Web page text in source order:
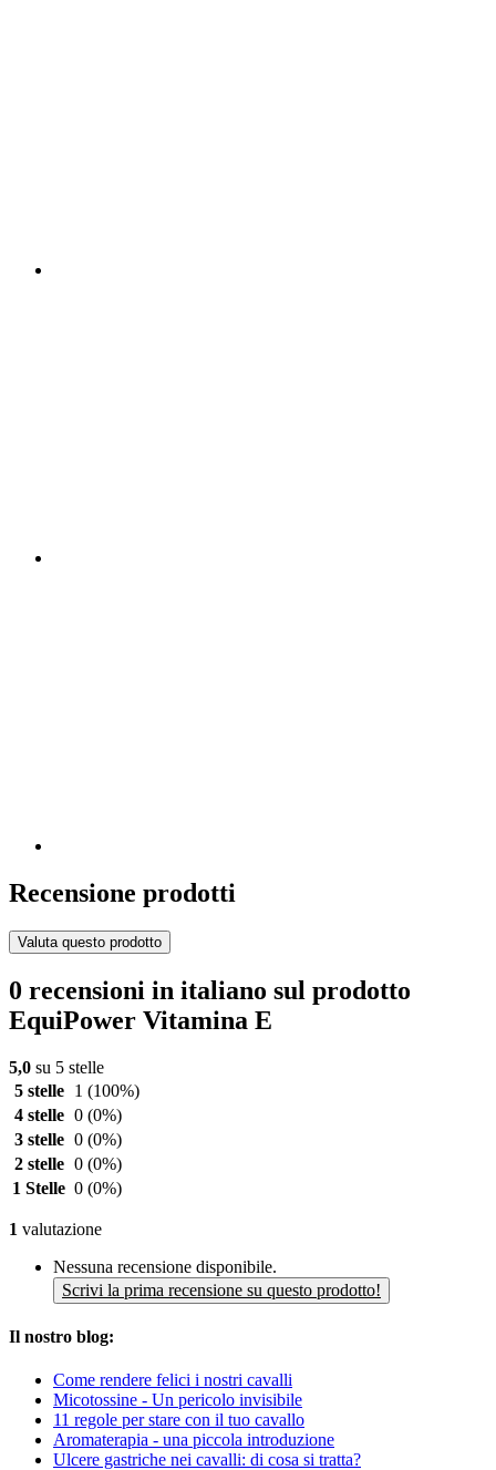
Recensione prodotti
Valuta questo prodotto
0 recensioni in italiano sul prodotto
EquiPower Vitamina E
5,0 su 5 stelle
5 stelle
1 (100%)
4 stelle 0 (0%)
3 stelle 0 (0%)
2 stelle 0 (0%)
1 Stelle 0 (0%)
1 valutazione
Nessuna recensione disponibile.
Scrivi la prima recensione su questo prodotto!
Il nostro blog:
Come rendere felici i nostri cavalli
Micotossine - Un pericolo invisibile
11 regole per stare con il tuo cavallo
Aromaterapia - una piccola introduzione
Ulcere gastriche nei cavalli: di cosa si tratta?